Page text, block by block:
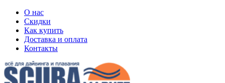
О нас
Скидки
Как купить
Доставка и оплата
Контакты